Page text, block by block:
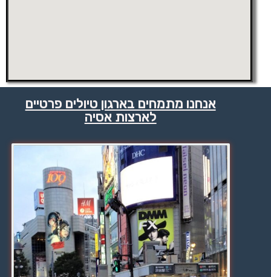
אנחנו מתמחים בארגון טיולים פרטיים
לארצות אסיה